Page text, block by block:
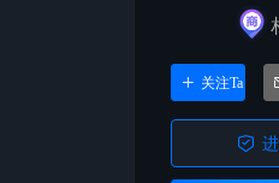
关注Ta